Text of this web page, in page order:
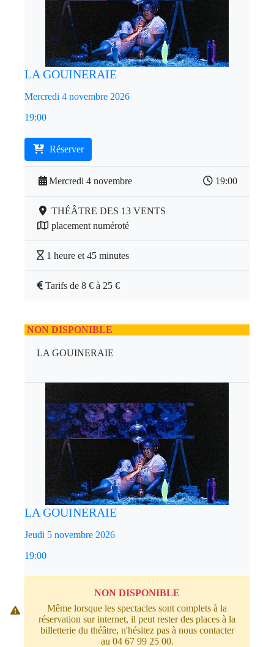
LA GOUINERAIE
Mercredi 4 novembre 2026
19:00
Réserver
Mercredi 4 novembre 19:00
THÉÂTRE DES 13 VENTS
placement numéroté
1 heure et 45 minutes
Tarifs de 8 € à 25 €
NON DISPONIBLE
LA GOUINERAIE
LA GOUINERAIE
Jeudi 5 novembre 2026
19:00
NON DISPONIBLE
Même lorsque les spectacles sont complets à la
réservation sur internet, il peut rester des places à la
billetterie du théâtre, n'hésitez pas à nous contacter
au 04 67 99 25 00.